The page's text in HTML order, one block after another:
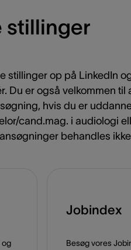
stillinger
stillinger op på LinkedIn
Du er også velkommen til
hvis du er
cand.mag. i audiologi
behandles
og
Jobindex
Besøg vores